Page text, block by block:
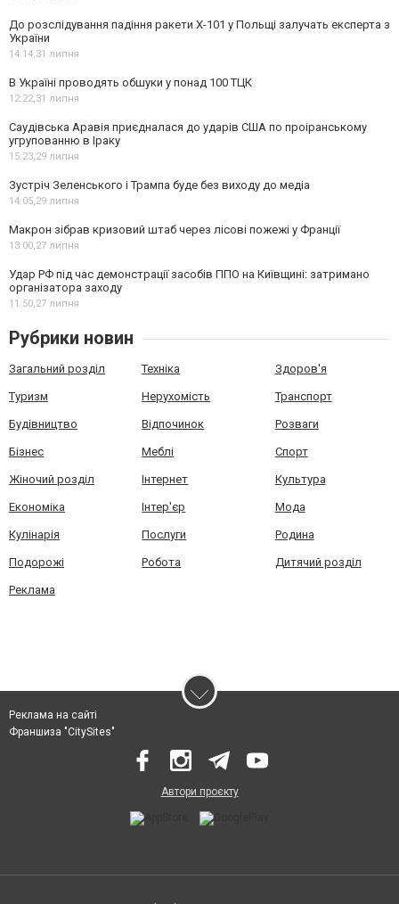
До розслідування падіння ракети Х-101 у Польщі залучать експерта з
України
14:14,31 липня
В Україні проводять обшуки у понад 100 ТЦК
12:22,31 липня
Саудівська Аравія приєдналася до ударів США по проіранському
угрупованню в Іраку
15:23,29 липня
Зустріч Зеленського і Трампа буде без виходу до медіа
14:05,29 липня
Макрон зібрав кризовий штаб через лісові пожежі у Франції
13:00,27 липня
Удар РФ під час демонстрації засобів ППО на Київщині: затримано
організатора заходу
11:50,27 липня
Рубрики новин
Загальний розділ Техніка Здоров'я
Туризм Нерухомість Транспорт
Будівництво Відпочинок Розваги
Бізнес Меблі Спорт
Жіночий розділ Інтернет Культура
Економіка Інтер'єр Мода
Кулінарія Послуги Родина
Подорожі Робота Дитячий розділ
Реклама
Реклама на сайті
Франшиза "CitySites"
Автори проєкту